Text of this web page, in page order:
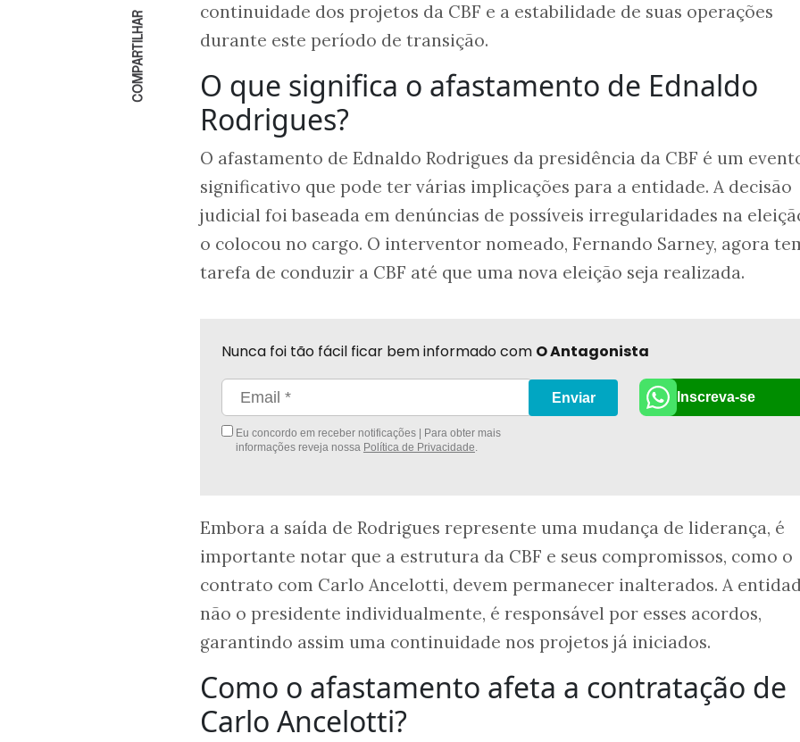
COMPARTILHAR
continuidade dos projetos da CBF e a estabilidade de suas operações
durante este período de transição.
O que significa o afastamento de Ednaldo
Rodrigues?
O afastamento de Ednaldo Rodrigues da presidência da CBF é um
significativo que pode ter várias implicações para a entidade. A decisão
judicial foi baseada em denúncias de possíveis irregularidades na
o colocou no cargo. O interventor nomeado, Fernando Sarney, agora
tarefa de conduzir a CBF até que uma nova eleição seja realizada.
Nunca foi tão fácil ficar bem informado com O Antagonista
Eu concordo em receber notificações | Para obter mais
informações reveja nossa Política de Privacidade.
Enviar Inscreva-se
Embora a saída de Rodrigues represente uma mudança de liderança, é
importante notar que a estrutura da CBF e seus compromissos, como o
contrato com Carlo Ancelotti, devem permanecer inalterados. A
não o presidente individualmente, é responsável por esses acordos,
garantindo assim uma continuidade nos projetos já iniciados.
Como o afastamento afeta a contratação de
Carlo Ancelotti?